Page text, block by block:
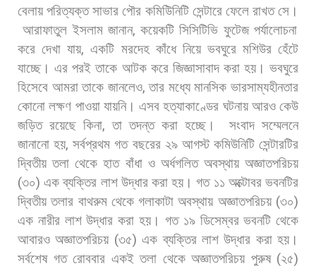
বেলায় পরিত্যক্ত সাভার পৌর কমিউিনিটি সেন্টারে ফেলে রাখত সে।
আরাফাতুল ইসলাম জানান, কয়েকটি সিসিটিভি ফুটেজ পর্যালোচনা
করে দেখা যায়,একটি মরদেহ কাঁধে নিয়ে ভবঘুরে মশিউর হেঁটে
যাচ্ছে। এর পরই তাকে আটক করে জিজ্ঞাসাবাদ করা হয়। ভবঘুরে
হিসেবে আমরা তাকে জানলেও,তার মধ্যে মানসিক ভারসাম্যহীনতার
কোনো লক্ষণ পাওয়া যায়নি। এসব হত্যাকাণ্ডের ঘটনায় আরও কেউ
জড়িত রয়েছে কিনা,তা তদন্ত করা হচ্ছে। সংবাদ সম্মেলনে
জানানো হয়,সর্বপ্রথম গত বছরের ২৯ আগস্ট কমিউনিটি সেন্টারটির
দ্বিতীয় তলা থেকে হাত বাঁধা ও অর্ধগলিত অবস্থায় অজ্ঞাতপরিচয়
(৩০)এক ব্যক্তির লাশ উদ্ধার করা হয়। গত ১১ অক্টোবর ভবনটির
দ্বিতীয় তলার বাথরুম থেকে গলাকাটা অবস্থায় অজ্ঞাতপরিচয়(৩০)
এক নারীর লাশ উদ্ধার করা হয়। গত ১৯ ডিসেম্বর ভবনটি থেকে
আবারও অজ্ঞাতপরিচয় (৩৫)এক ব্যক্তির লাশ উদ্ধার করা হয়।
সর্বশেষ গত রোববার একই তলা থেকে অজ্ঞাতপরিচয় পুরুষ(২৫)